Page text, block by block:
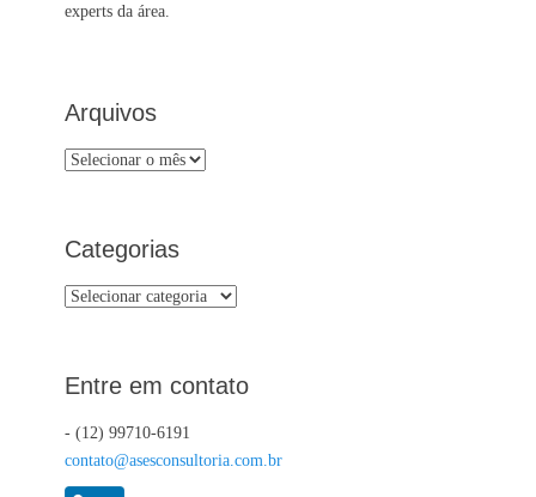
experts da área.
Arquivos
Arquivos
Categorias
Categorias
Entre em contato
- (12) 99710-6191
contato@asesconsultoria.com.br